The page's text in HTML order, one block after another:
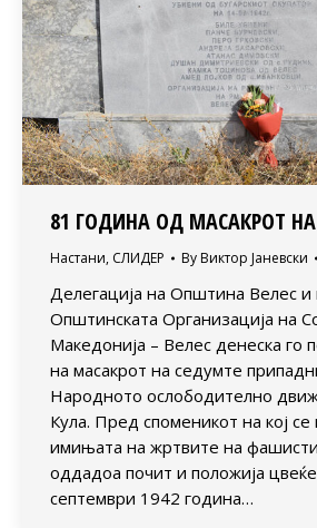
81 ГОДИНА ОД МАСАКРОТ
Настани, СЛИДЕР By Виктор Јаневски
Делегација на Општина Велес и
Општинската Организација на
Македонија – Велес денеска го
на масакрот на седумте
Народното ослободително
Кула. Пред споменикот на кој
имињата на жртвите на
оддадоа почит и положија
септември 1942 година…